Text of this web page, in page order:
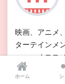
映画、アニメ
ターテインメ
ュー、オスス
ホーム シ